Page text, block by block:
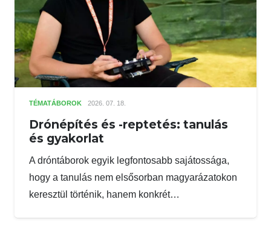
TÉMATÁBOROK 2026. 07. 18.
Drónépítés és -reptetés: tanulás
és gyakorlat
A dróntáborok egyik legfontosabb sajátossága,
hogy a tanulás nem elsősorban magyarázatokon
keresztül történik, hanem konkrét…